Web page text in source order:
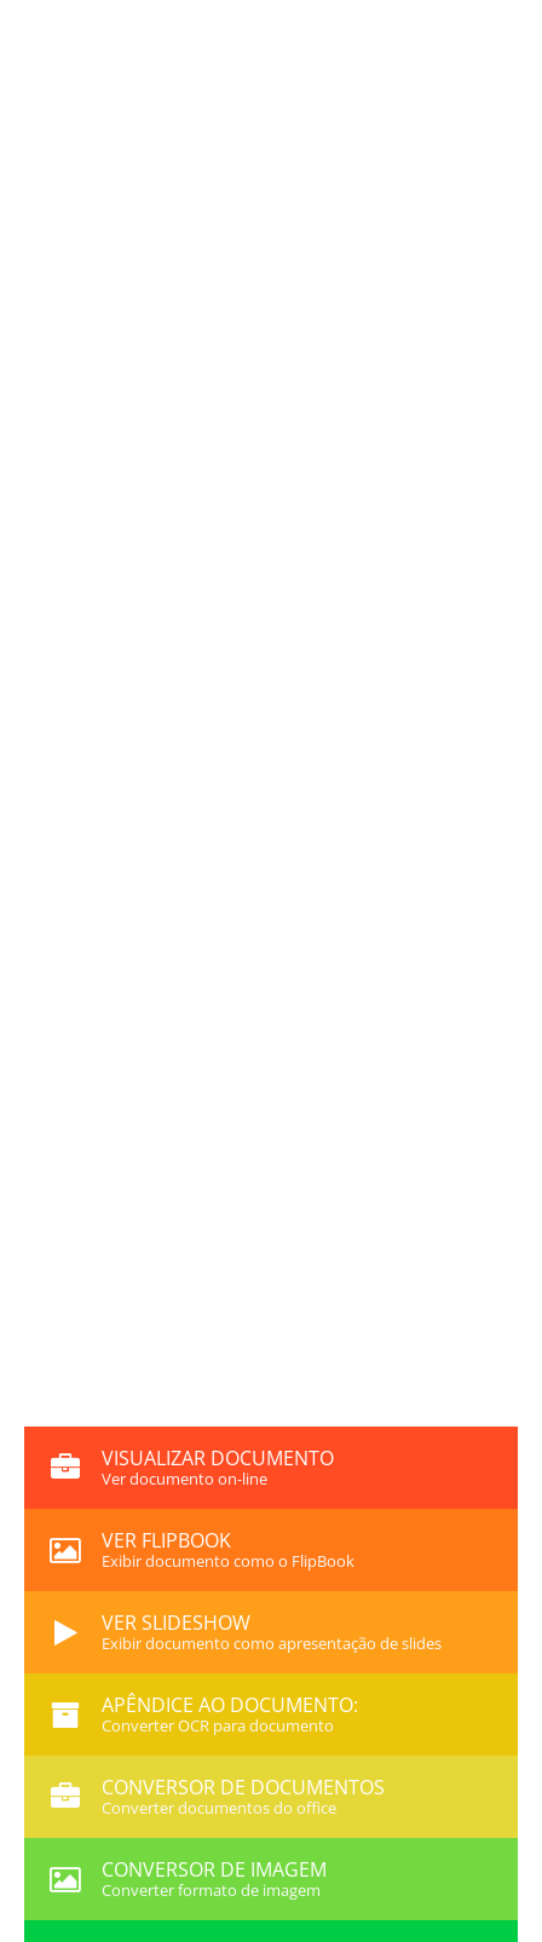
VISUALIZAR DOCUMENTO
Ver documento on-line
VER FLIPBOOK
Exibir documento como o FlipBook
VER SLIDESHOW
Exibir documento como apresentação de slides
APÊNDICE AO DOCUMENTO:
Converter OCR para documento
CONVERSOR DE DOCUMENTOS
Converter documentos do office
CONVERSOR DE IMAGEM
Converter formato de imagem